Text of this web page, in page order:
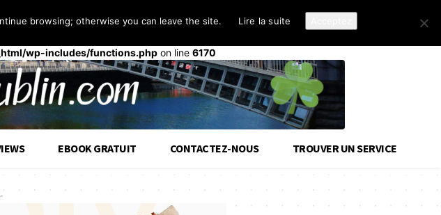
pour le domaine td-cloud-library a été déclenché trop tôt. Cela indique
wp-includes/functions.php on line 6170
EBOOK GRATUIT CONTACTEZ-NOUS TROUVER UN SERVICE
browsing; otherwise you can leave the site. Lire la suite